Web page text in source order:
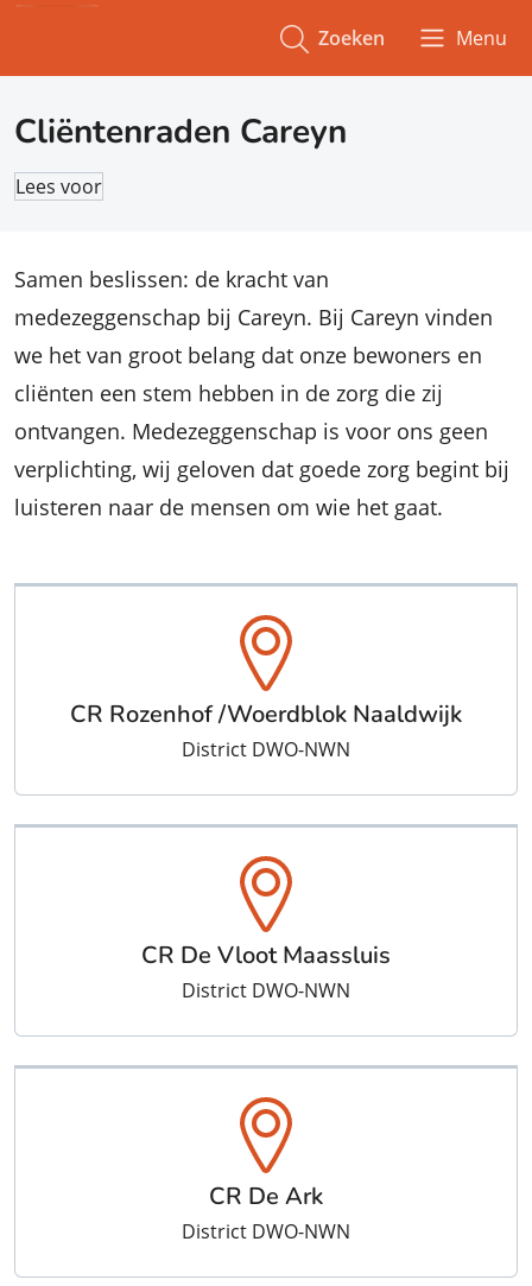
Zoeken Menu
Cliëntenraden Careyn
Lees voor
Samen beslissen: de kracht van
medezeggenschap bij Careyn. Bij Careyn vinden
we het van groot belang dat onze bewoners en
cliënten een stem hebben in de zorg die zij
ontvangen. Medezeggenschap is voor ons geen
verplichting, wij geloven dat goede zorg begint bij
luisteren naar de mensen om wie het gaat.
CR Rozenhof /Woerdblok Naaldwijk
District DWO-NWN
CR De Vloot Maassluis
District DWO-NWN
CR De Ark
District DWO-NWN